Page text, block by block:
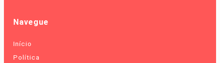
Navegue
Início
Política